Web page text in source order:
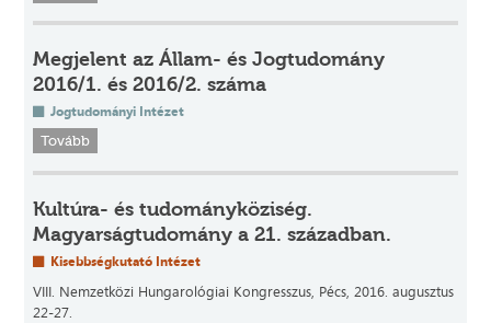
Megjelent az Állam- és Jogtudomány
2016/1. és 2016/2. száma
Jogtudományi Intézet
Tovább
Kultúra- és tudományköziség.
Magyarságtudomány a 21. században.
Kisebbségkutató Intézet
VIII. Nemzetközi Hungarológiai Kongresszus, Pécs, 2016. augusztus
22-27.